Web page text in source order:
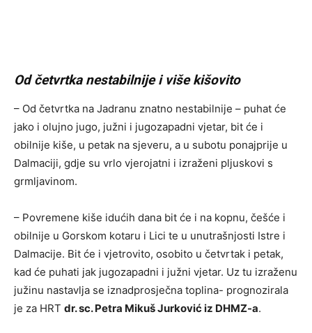
Od četvrtka nestabilnije i više kišovito
– Od četvrtka na Jadranu znatno nestabilnije – puhat će
jako i olujno jugo, južni i jugozapadni vjetar, bit će i
obilnije kiše, u petak na sjeveru, a u subotu ponajprije u
Dalmaciji, gdje su vrlo vjerojatni i izraženi pljuskovi s
grmljavinom.
– Povremene kiše idućih dana bit će i na kopnu, češće i
obilnije u Gorskom kotaru i Lici te u unutrašnjosti Istre i
Dalmacije. Bit će i vjetrovito, osobito u četvrtak i petak,
kad će puhati jak jugozapadni i južni vjetar. Uz tu izraženu
južinu nastavlja se iznadprosječna toplina- prognozirala
je za HRT dr. sc. Petra Mikuš Jurković iz DHMZ-a.